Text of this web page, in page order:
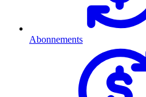
Abonnements